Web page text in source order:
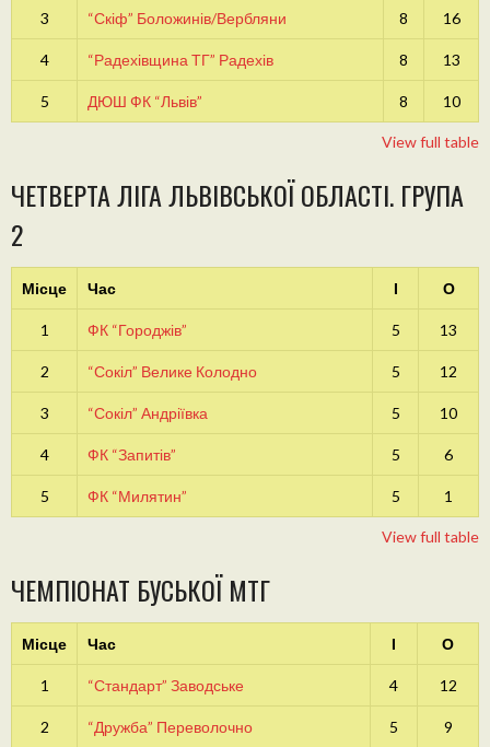
3 “Скіф” Боложинів/Вербляни 8 16
4 “Радехівщина ТГ” Радехів 8 13
5 ДЮШ ФК “Львів” 8 10
View full table
ЧЕТВЕРТА ЛІГА ЛЬВІВСЬКОЇ ОБЛАСТІ. ГРУПА
2
Місце Час І О
1 ФК “Городжів” 5 13
2 “Сокіл” Велике Колодно 5 12
3 “Сокіл” Андріївка 5 10
4 ФК “Запитів” 5 6
5 ФК “Милятин” 5 1
View full table
ЧЕМПІОНАТ БУСЬКОЇ МТГ
Місце Час І О
1 “Стандарт” Заводське 4 12
2 “Дружба” Переволочно 5 9